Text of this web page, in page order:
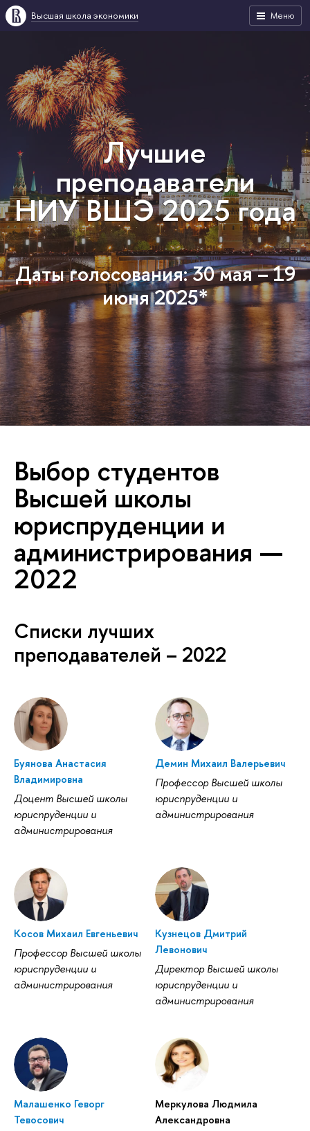
Меню
Высшая школа экономики
Лучшие
преподаватели
НИУ ВШЭ 2025 года
Даты голосования: 30 мая – 19
июня 2025*
Выбор студентов
Высшей школы
юриспруденции и
администрирования —
2022
Списки лучших
преподавателей – 2022
Буянова Анастасия
Владимировна
Доцент Высшей школы
юриспруденции и
администрирования
Демин Михаил Валерьевич
Профессор Высшей школы
юриспруденции и
администрирования
Косов Михаил Евгеньевич
Профессор Высшей школы
юриспруденции и
администрирования
Кузнецов Дмитрий
Левонович
Директор Высшей школы
юриспруденции и
администрирования
Малашенко Геворг
Тевосович
Меркулова Людмила
Александровна